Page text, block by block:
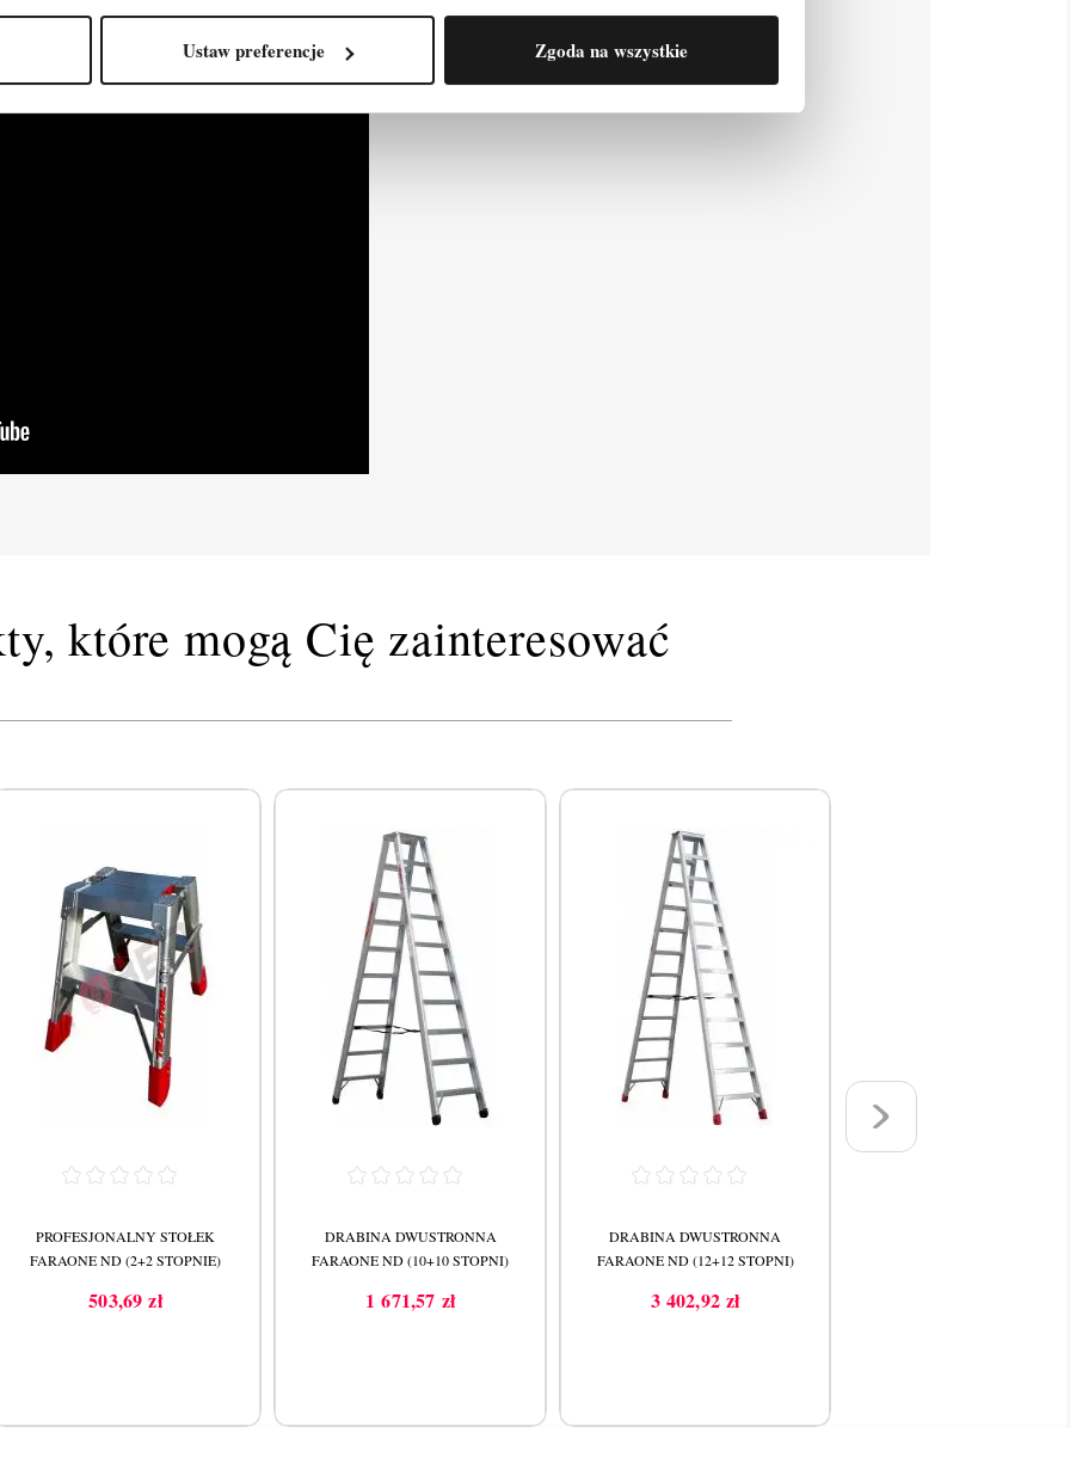
Ustaw preferencje Zgoda na wszystkie
które mogą Cię zainteresować
PROFESJONALNY STOŁEK
FARAONE ND (2+2 STOPNIE)
Cena
503,69 zł
DRABINA DWUSTRONNA
FARAONE ND (10+10 STOPNI)
Cena
1 671,57 zł
DRABINA DWUSTRONNA
FARAONE ND (12+12 STOPNI)
Cena
3 402,92 zł